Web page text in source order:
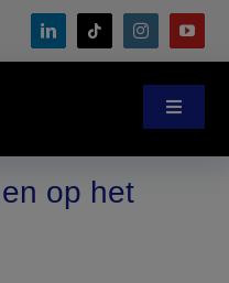
Toggle
op het